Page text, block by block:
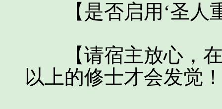
【是否启用‘圣人
【请宿主放心，在
以上的修士才会发觉